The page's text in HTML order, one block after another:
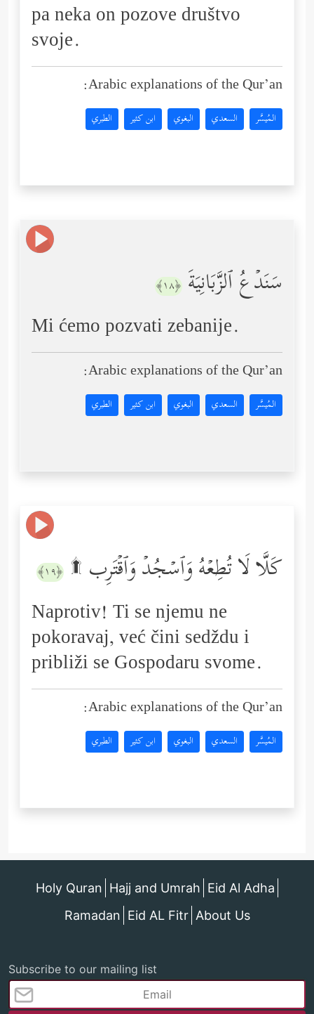
pa neka on pozove društvo
svoje.
Arabic explanations of the Qur’an:
المُيسَّر السعدي البغوي ابن كثير الطبري
سَنَدۡعُ ٱلزَّبَانِیَةَ ﴿١٨﴾
Mi ćemo pozvati zebanije.
Arabic explanations of the Qur’an:
المُيسَّر السعدي البغوي ابن كثير الطبري
كَلَّا لَا تُطِعۡهُ وَٱسۡجُدۡ وَٱقۡتَرِب ۩ ﴿١٩﴾
Naprotiv! Ti se njemu ne
pokoravaj, već čini sedždu i
približi se Gospodaru svome.
Arabic explanations of the Qur’an:
المُيسَّر السعدي البغوي ابن كثير الطبري
Holy Quran Hajj and Umrah Eid Al Adha
Ramadan Eid AL Fitr About Us
Subscribe to our mailing list